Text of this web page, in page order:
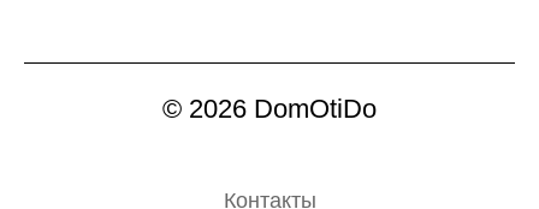
© 2026 DomOtiDo
Контакты